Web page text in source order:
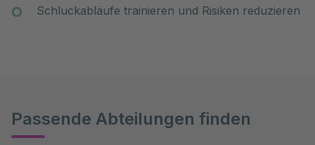
Schluckabläufe trainieren und Risiken reduzieren
Passende Abteilungen finden